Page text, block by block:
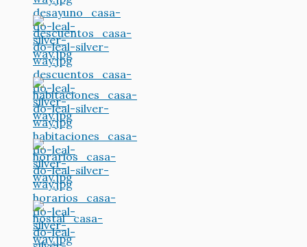
desayuno_casa-
do-leal-
silver-
way.jpg
descuentos_casa-
do-leal-
silver-
way.jpg
habitaciones_casa-
do-leal-
silver-
way.jpg
horarios_casa-
do-leal-
silver-
way.jpg